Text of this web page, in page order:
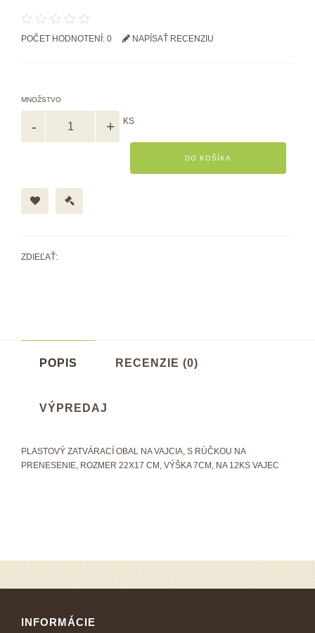
POČET HODNOTENÍ: 0 NAPÍSAŤ RECENZIU
MNOŽSTVO
KS
DO KOŠÍKA
ZDIEĽAŤ:
POPIS RECENZIE (0)
VÝPREDAJ
PLASTOVÝ ZATVÁRACÍ OBAL NA VAJCIA, S RÚČKOU NA
PRENESENIE, ROZMER 22X17 CM, VÝŠKA 7CM, NA 12KS VAJEC
INFORMÁCIE